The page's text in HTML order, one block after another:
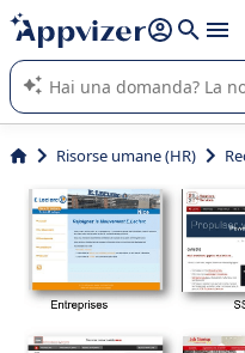
righe con
shift + enter
L'IA di Appvizer vi guida
software SaaS per la vostra
Risorse umane (HR)